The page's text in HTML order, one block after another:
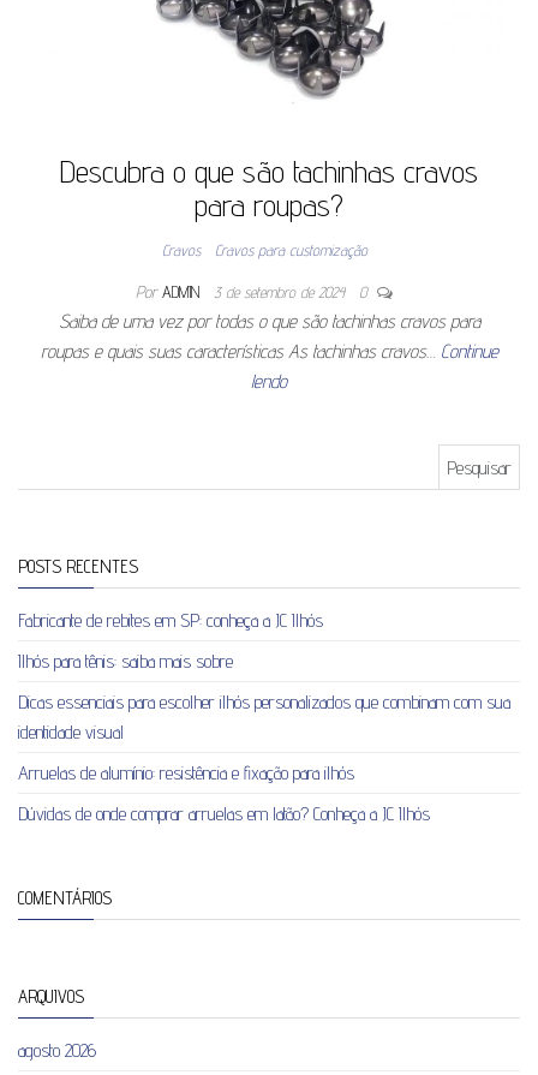
Descubra o que são tachinhas cravos
para roupas?
Cravos Cravos para customização
Por ADMIN 3 de setembro de 2024 0
Saiba de uma vez por todas o que são tachinhas cravos para
roupas e quais suas características As tachinhas cravos… Continue
lendo
POSTS RECENTES
Fabricante de rebites em SP: conheça a JC Ilhós
Ilhós para tênis: saiba mais sobre
Dicas essenciais para escolher ilhós personalizados que combinam com sua
identidade visual
Arruelas de alumínio: resistência e fixação para ilhós
Dúvidas de onde comprar arruelas em latão? Conheça a JC Ilhós
COMENTÁRIOS
ARQUIVOS
agosto 2026